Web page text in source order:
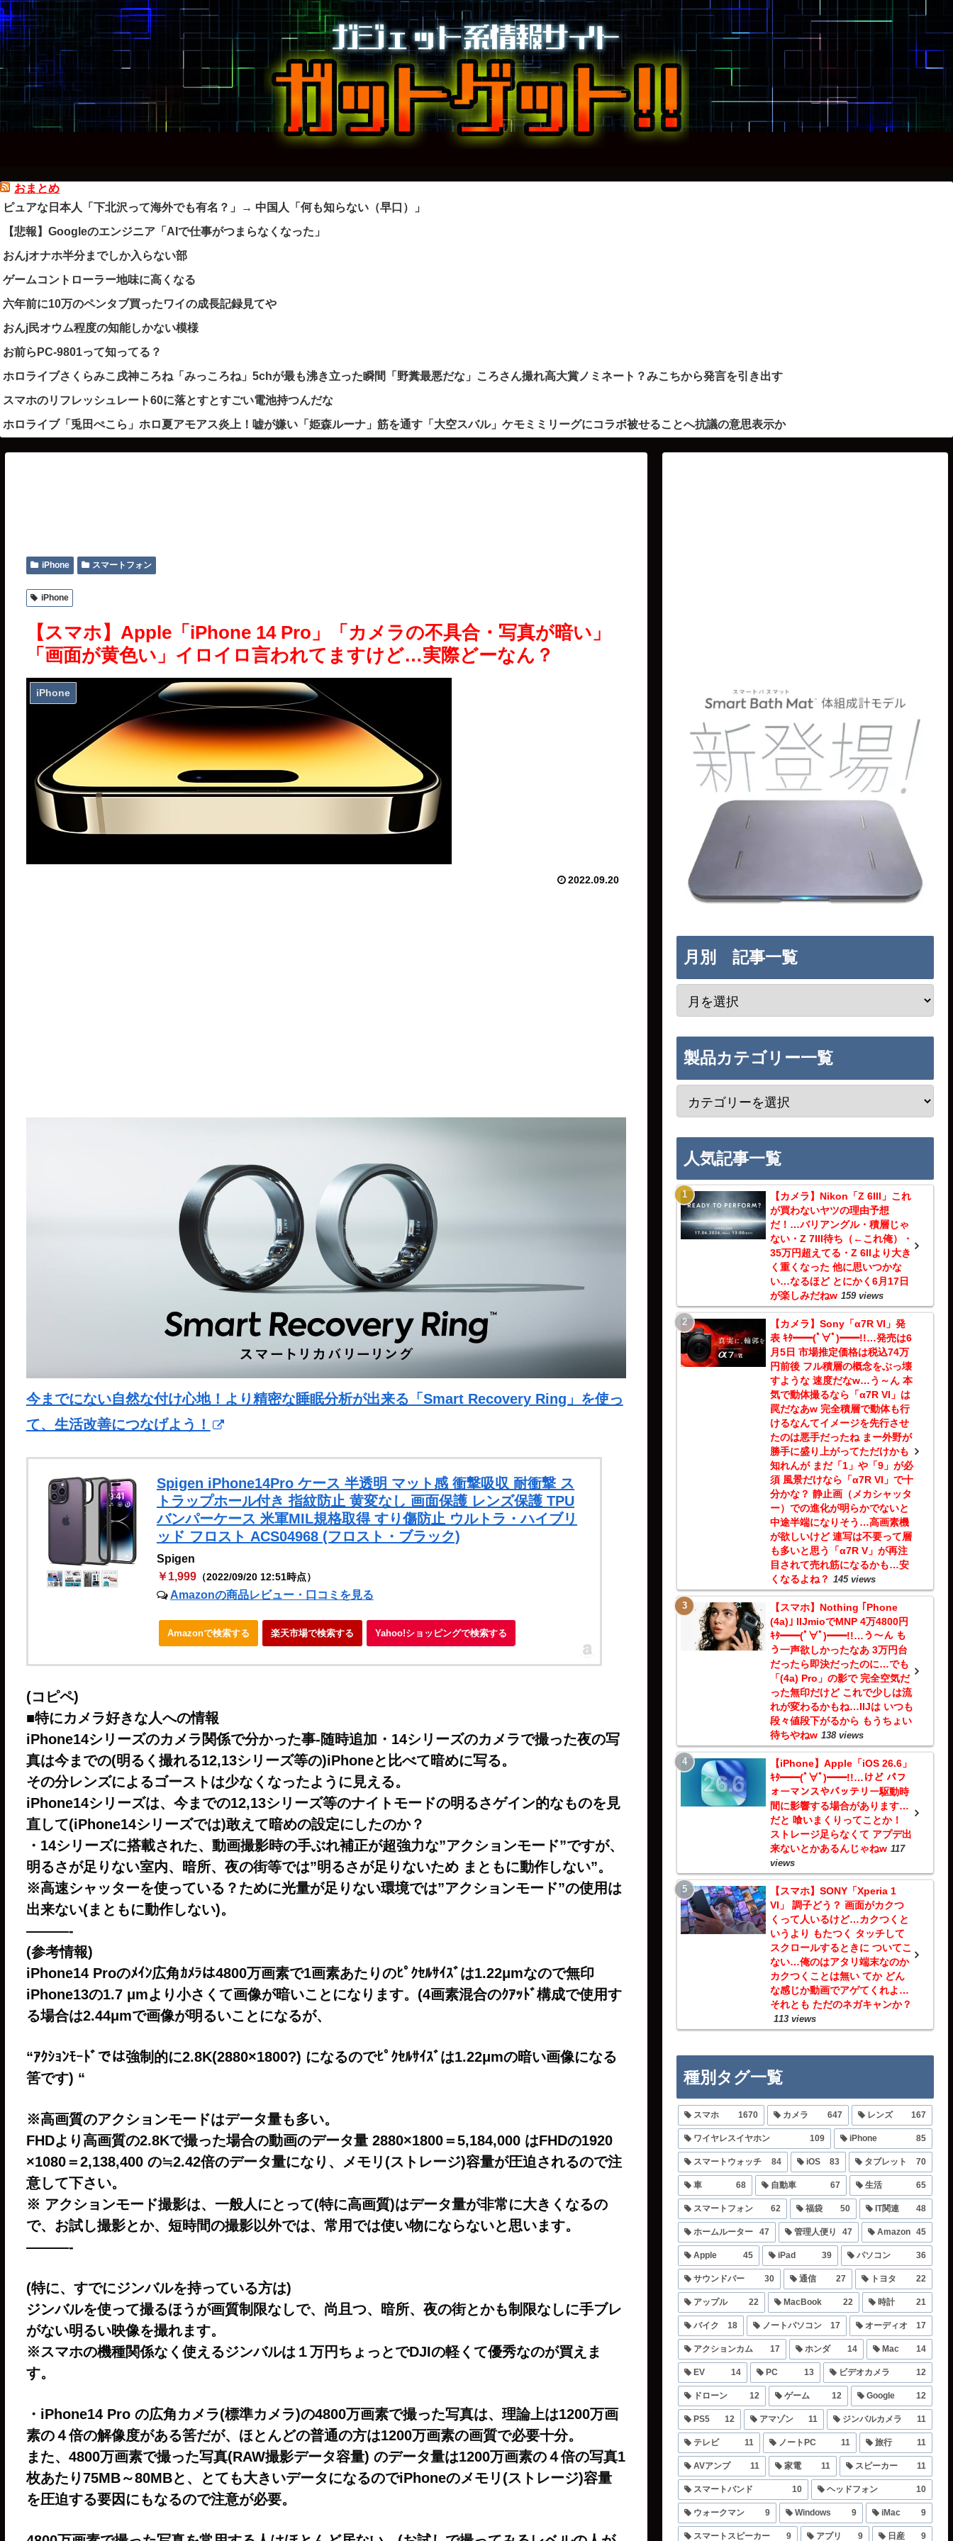
おまとめ
ピュアな日本人「下北沢って海外でも有名？」→ 中国人「何も知らない（早口）」
【悲報】Googleのエンジニア「AIで仕事がつまらなくなった」
おんjオナホ半分までしか入らない部
ゲームコントローラー地味に高くなる
六年前に10万のペンタブ買ったワイの成長記録見てや
おんj民オウム程度の知能しかない模様
お前らPC-9801って知ってる？
ホロライブさくらみこ戌神ころね「みっころね」5chが最も沸き立った瞬間「野糞最悪だな」ころさん撮れ高大賞ノミネート？みこちから発言を引き出す
スマホのリフレッシュレート60に落とすとすごい電池持つんだな
ホロライブ「兎田ぺこら」ホロ夏アモアス炎上！嘘が嫌い「姫森ルーナ」筋を通す「大空スバル」ケモミミリーグにコラボ被せることへ抗議の意思表示か
iPhone スマートフォン
iPhone
【スマホ】Apple「iPhone 14 Pro」「カメラの不具合・写真が暗い」
「画面が黄色い」イロイロ言われてますけど…実際どーなん？
iPhone
2022.09.20
今までにない自然な付け心地！より精密な睡眠分析が出来る「Smart Recovery Ring」を使っ
て、生活改善につなげよう！
Spigen iPhone14Pro ケース 半透明 マット感 衝撃吸収 耐衝撃 ス
トラップホール付き 指紋防止 黄変なし 画面保護 レンズ保護 TPU
バンパーケース 米軍MIL規格取得 すり傷防止 ウルトラ・ハイブリ
ッド フロスト ACS04968 (フロスト・ブラック)
Spigen
￥1,999（2022/09/20 12:51時点）
Amazonの商品レビュー・口コミを見る
Amazonで検索する 楽天市場で検索する Yahoo!ショッピングで検索する
(コピペ)
■特にカメラ好きな人への情報
iPhone14シリーズのカメラ関係で分かった事-随時追加・14シリーズのカメラで撮った夜の写
真は今までの(明るく撮れる12,13シリーズ等の)iPhoneと比べて暗めに写る。
その分レンズによるゴーストは少なくなったように見える。
iPhone14シリーズは、今までの12,13シリーズ等のナイトモードの明るさゲイン的なものを見
直して(iPhone14シリーズでは)敢えて暗めの設定にしたのか？
・14シリーズに搭載された、動画撮影時の手ぶれ補正が超強力な”アクションモード”ですが、
明るさが足りない室内、暗所、夜の街等では”明るさが足りないため まともに動作しない”。
※高速シャッターを使っている？ために光量が足りない環境では”アクションモード”の使用は
出来ない(まともに動作しない)。
———-
(参考情報)
iPhone14 Proのﾒｲﾝ広角ｶﾒﾗは4800万画素で1画素あたりのﾋﾟｸｾﾙｻｲｽﾞは1.22μmなので無印
iPhone13の1.7 μmより小さくて画像が暗いことになります。(4画素混合のｸｱｯﾄﾞ構成で使用す
る場合は2.44μmで画像が明るいことになるが、
“ｱｸｼｮﾝﾓｰﾄﾞでは強制的に2.8K(2880×1800?) になるのでﾋﾟｸｾﾙｻｲｽﾞは1.22μmの暗い画像になる
筈です) “
※高画質のアクションモードはデータ量も多い。
FHDより高画質の2.8Kで撮った場合の動画のデータ量 2880×1800＝5,184,000 はFHDの1920
×1080＝2,138,400 の≒2.42倍のデータ量になり、メモリ(ストレージ)容量が圧迫されるので注
意して下さい。
※ アクションモード撮影は、一般人にとって(特に高画質)はデータ量が非常に大きくなるの
で、お試し撮影とか、短時間の撮影以外では、常用では使い物にならないと思います。
———-
(特に、すでにジンバルを持っている方は)
ジンバルを使って撮るほうが画質制限なしで、尚且つ、暗所、夜の街とかも制限なしに手ブレ
がない明るい映像を撮れます。
※スマホの機種関係なく使えるジンバルは１万円ちょっとでDJIの軽くて優秀なのが買えま
す。
・iPhone14 Pro の広角カメラ(標準カメラ)の4800万画素で撮った写真は、理論上は1200万画
素の４倍の解像度がある筈だが、ほとんどの普通の方は1200万画素の画質で必要十分。
また、4800万画素で撮った写真(RAW撮影データ容量) のデータ量は1200万画素の４倍の写真1
枚あたり75MB～80MBと、とても大きいデータになるのでiPhoneのメモリ(ストレージ)容量
を圧迫する要因にもなるので注意が必要。
月別 記事一覧
製品カテゴリー一覧
人気記事一覧
【カメラ】Nikon「Z 6III」これ
が買わないヤツの理由予想
だ！…バリアングル・積層じゃ
ない・Z 7III待ち（←これ俺）・
35万円超えてる・Z 6IIより大き
く重くなった 他に思いつかな
い…なるほど とにかく6月17日
が楽しみだねw 159 views
【カメラ】Sony「α7R VI」発
表 ｷﾀ━━(ﾟ∀ﾟ)━━!!…発売は6
月5日 市場推定価格は税込74万
円前後 フル積層の概念をぶっ壊
すような 速度だなw…う～ん 本
気で動体撮るなら「α7R VI」は
罠だなあw 完全積層で動体も行
けるなんてイメージを先行させ
たのは悪手だったね まー外野が
勝手に盛り上がってただけかも
知れんが まだ「1」や「9」が必
須 風景だけなら「α7R VI」で十
分かな？ 静止画（メカシャッタ
ー）での進化が明らかでないと
中途半端になりそう…高画素機
が欲しいけど 連写は不要って層
も多いと思う「α7R V」が再注
目されて売れ筋になるかも…安
くなるよね？ 145 views
【スマホ】Nothing ｢Phone
(4a)｣ IIJmioでMNP 4万4800円
ｷﾀ━━(ﾟ∀ﾟ)━━!!…う～ん も
う一声欲しかったなあ 3万円台
だったら即決だったのに…でも
「(4a) Pro」の影で 完全空気だ
った無印だけど これで少しは流
れが変わるかもね…IIJは いつも
段々値段下がるから もうちょい
待ちやねw 138 views
【iPhone】Apple「iOS 26.6」
ｷﾀ━━(ﾟ∀ﾟ)━━!!…けど パフ
ォーマンスやバッテリー駆動時
間に影響する場合があります…
だと 喰いまくりってことか！
ストレージ足らなくて アプデ出
来ないとかあるんじゃねw 117
views
【スマホ】SONY「Xperia 1
VI」 調子どう？ 画面がカクつ
くって人いるけど…カクつくと
いうより もたつく タッチして
スクロールするときに ついてこ
ない…俺のはアタリ端末なのか
カクつくことは無い てか どん
な感じか動画でアゲてくれよ…
それとも ただのネガキャンか？
113 views
種別タグ一覧
スマホ 1670 カメラ 647 レンズ 167
ワイヤレスイヤホン 109 iPhone 85
スマートウォッチ 84 iOS 83 タブレット 70
車 68 自動車 67 生活 65
スマートフォン 62 福袋 50 IT関連 48
ホームルーター 47 管理人便り 47 Amazon 45
Apple 45 iPad 39 パソコン 36
サウンドバー 30 通信 27 トヨタ 22
アップル 22 MacBook 22 時計 21
バイク 18 ノートパソコン 17 オーディオ 17
アクションカム 17 ホンダ 14 Mac 14
EV 14 PC 13 ビデオカメラ 12
ドローン 12 ゲーム 12 Google 12
PS5 12 アマゾン 11 ジンバルカメラ 11
テレビ 11 ノートPC 11 旅行 11
AVアンプ 11 家電 11 スピーカー 11
スマートバンド 10 ヘッドフォン 10
ウォークマン 9 Windows 9 iMac 9
スマートスピーカー 9 アプリ 9 日産 9